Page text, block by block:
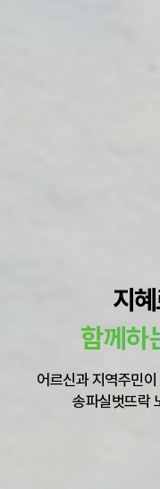
지
함께하
어르신과 지역주민
송파실벗뜨락